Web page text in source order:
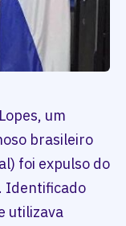
um
brasileiro
foi expulso do
Identificado
utilizava